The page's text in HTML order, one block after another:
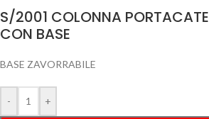
S/2001 COLONNA
CON BASE
BASE ZAVORRABILE
- +